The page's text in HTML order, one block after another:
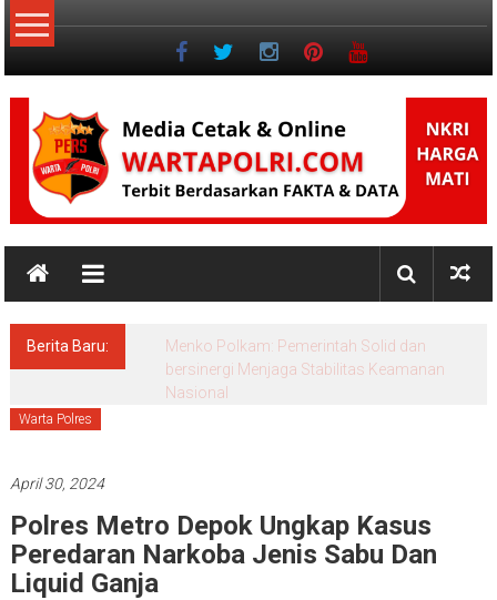
Lompat
ke
NKRI
Jurnalisme
Berita Baru:
Menko Polkam: Pemerintah Solid dan
bersinergi Menjaga Stabilitas Keamanan
Nasional
Warta Polres
April 30, 2024
Polres Metro Depok Ungkap Kasus
Peredaran Narkoba Jenis Sabu Dan
Liquid Ganja